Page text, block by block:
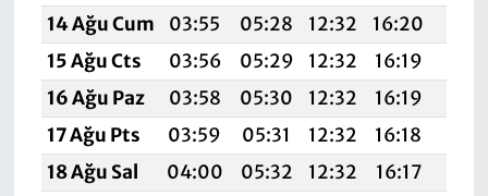
14 Ağu Cum
03:55 05:28 12:32 16:20
15 Ağu Cts
03:56 05:29 12:32 16:19
16 Ağu Paz
03:58 05:30 12:32 16:19
17 Ağu Pts
03:59 05:31 12:32 16:18
18 Ağu Sal
04:00 05:32 12:32 16:17